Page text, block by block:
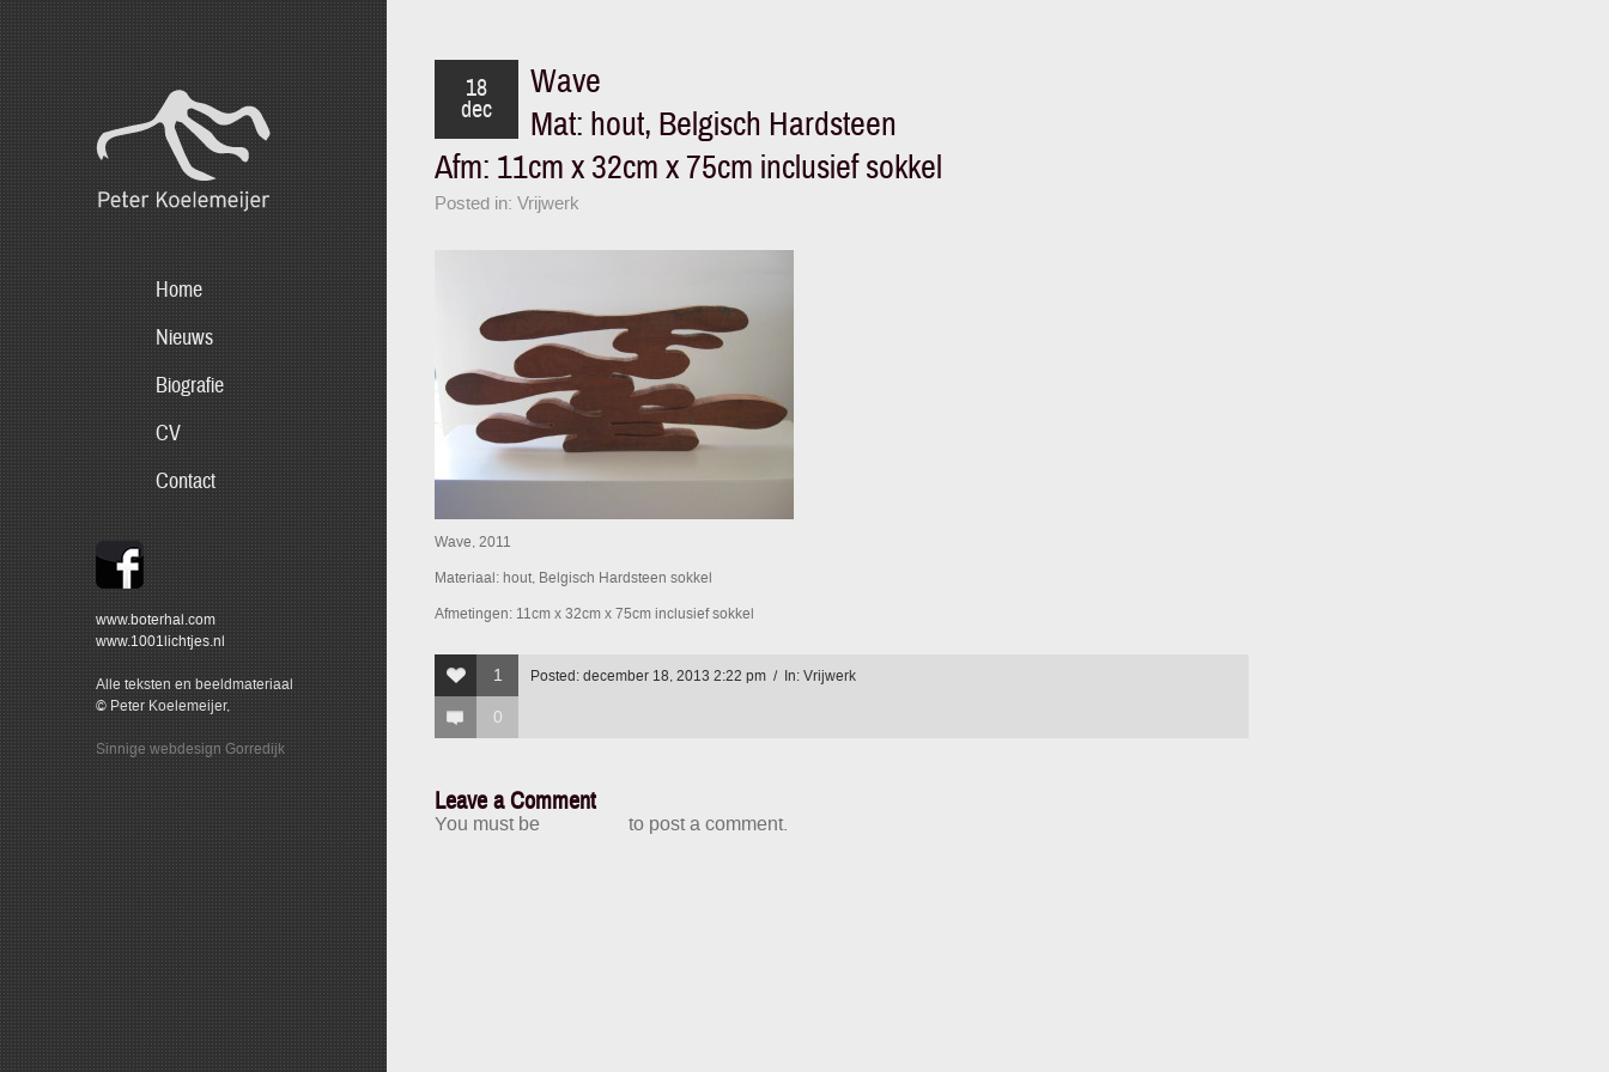
Home
Nieuws
Biografie
CV
Contact
www.boterhal.com
www.1001lichtjes.nl
Alle teksten en beeldmateriaal
© Peter Koelemeijer,
Sinnige webdesign Gorredijk
18
dec
Wave
Mat: hout, Belgisch Hardsteen
Afm: 11cm x 32cm x 75cm inclusief sokkel
Posted in: Vrijwerk
Wave, 2011
Materiaal: hout, Belgisch Hardsteen sokkel
Afmetingen: 11cm x 32cm x 75cm inclusief sokkel
1
0
Posted: december 18, 2013 2:22 pm / In: Vrijwerk
Leave a Comment
You must be to post a comment.